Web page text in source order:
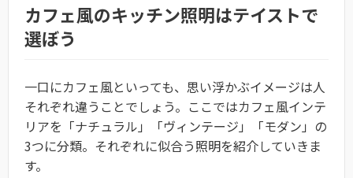
カフェ風のキッチン照明はテイストで
選ぼう
一口にカフェ風といっても、思い浮かぶイメージは人
それぞれ違うことでしょう。ここではカフェ風インテ
リアを「ナチュラル」「ヴィンテージ」「モダン」の
3つに分類。それぞれに似合う照明を紹介していきま
す。